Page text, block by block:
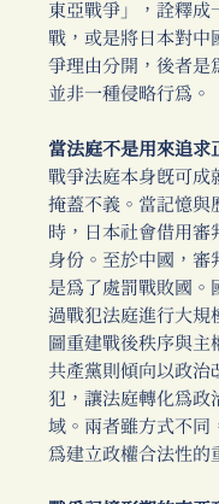
東亞戰爭」，詮釋成
戰，或是將日本對中
爭理由分開，後者是
並非一種侵略行為。
當法庭不是用來追求
戰爭法庭本身既可成
掩蓋不義。當記憶與
時，日本社會借用審
身份。至於中國，審
是為了處罰戰敗國。
過戰犯法庭進行大規
圖重建戰後秩序與主
共產黨則傾向以政治
犯，讓法庭轉化為政
域。兩者雖方式不同
為建立政權合法性的